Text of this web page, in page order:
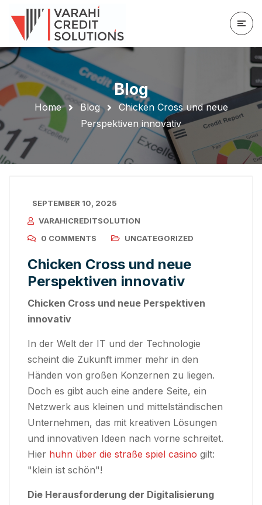
Blog
Home Blog
Chicken Cross und neue
Perspektiven innovativ
SEPTEMBER 10, 2025
VARAHICREDITSOLUTION
0 COMMENTS
UNCATEGORIZED
Chicken Cross und neue
Perspektiven innovativ
Chicken Cross und neue Perspektiven
innovativ
In der Welt der IT und der Technologie
scheint die Zukunft immer mehr in den
Händen von großen Konzernen zu liegen.
Doch es gibt auch eine andere Seite, ein
Netzwerk aus kleinen und mittelständischen
Unternehmen, das mit kreativen Lösungen
und innovativen Ideen nach vorne schreitet.
Hier huhn über die straße spiel casino gilt:
"klein ist schön"!
Die Herausforderung der Digitalisierung